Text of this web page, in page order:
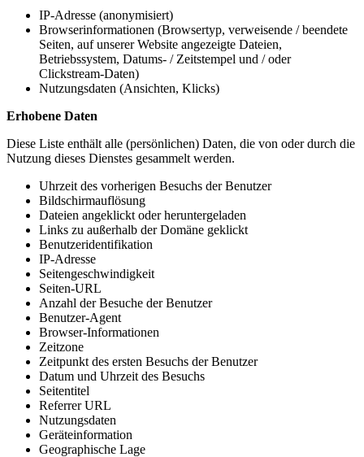
IP-Adresse (anonymisiert)
Browserinformationen (Browsertyp, verweisende / beendete
Seiten, auf unserer Website angezeigte Dateien,
Betriebssystem, Datums- / Zeitstempel und / oder
Clickstream-Daten)
Nutzungsdaten (Ansichten, Klicks)
Erhobene Daten
Diese Liste enthält alle (persönlichen) Daten, die von oder durch die
Nutzung dieses Dienstes gesammelt werden.
Uhrzeit des vorherigen Besuchs der Benutzer
Bildschirmauflösung
Dateien angeklickt oder heruntergeladen
Links zu außerhalb der Domäne geklickt
Benutzeridentifikation
IP-Adresse
Seitengeschwindigkeit
Seiten-URL
Anzahl der Besuche der Benutzer
Benutzer-Agent
Browser-Informationen
Zeitzone
Zeitpunkt des ersten Besuchs der Benutzer
Datum und Uhrzeit des Besuchs
Seitentitel
Referrer URL
Nutzungsdaten
Geräteinformation
Geographische Lage